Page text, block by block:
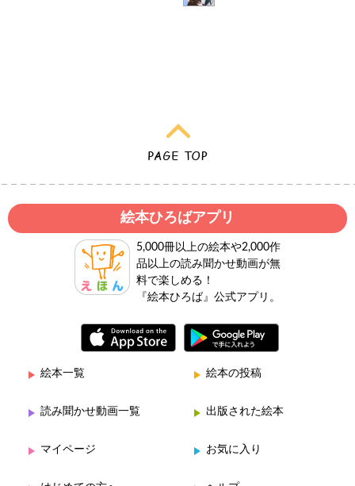
絵本ひろばアプリ
5,000冊以上の絵本や2,000作
品以上の読み聞かせ動画が無
料で楽しめる！
『絵本ひろば』公式アプリ。
絵本一覧 絵本の投稿
読み聞かせ動画一覧 出版された絵本
マイページ お気に入り